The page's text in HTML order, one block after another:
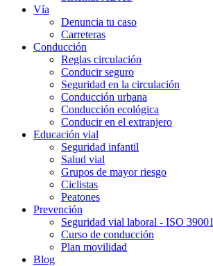
Vía
Denuncia tu caso
Carreteras
Conducción
Reglas circulación
Conducir seguro
Seguridad en la circulación
Conducción urbana
Conducción ecológica
Conducir en el extranjero
Educación vial
Seguridad infantil
Salud vial
Grupos de mayor riesgo
Ciclistas
Peatones
Prevención
Seguridad vial laboral - ISO 39001
Curso de conducción
Plan movilidad
Blog